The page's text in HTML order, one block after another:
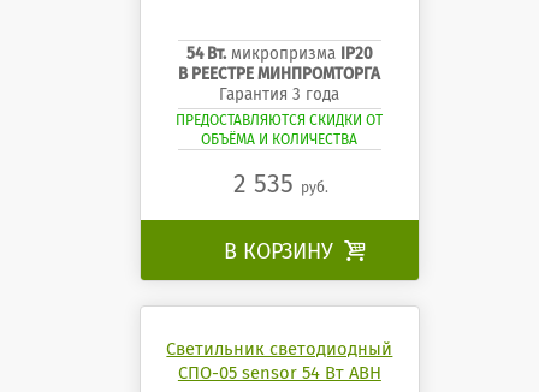
54 Вт.микропризма IP20
В РЕЕСТРЕ МИНПРОМТОРГА
Гарантия 3 года
ПРЕДОСТАВЛЯЮТСЯ СКИДКИ ОТ
ОБЪЁМА И КОЛИЧЕСТВА
2 535 руб.
В КОРЗИНУ 
Светильник светодиодный
СПО-05 sensor 54 Вт АВН